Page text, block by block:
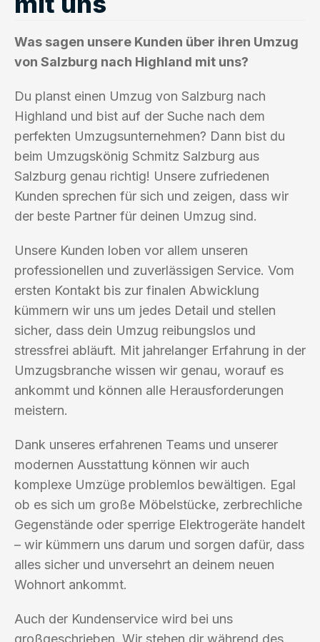
Was sagen unsere Kunden über ihren Umzug
von Salzburg nach Highland mit uns?
Du planst einen Umzug von Salzburg nach
Highland und bist auf der Suche nach dem
perfekten Umzugsunternehmen? Dann bist du
beim Umzugskönig Schmitz Salzburg aus
Salzburg genau richtig! Unsere zufriedenen
Kunden sprechen für sich und zeigen, dass wir
der beste Partner für deinen Umzug sind.
Unsere Kunden loben vor allem unseren
professionellen und zuverlässigen Service. Vom
ersten Kontakt bis zur finalen Abwicklung
kümmern wir uns um jedes Detail und stellen
sicher, dass dein Umzug reibungslos und
stressfrei abläuft. Mit jahrelanger Erfahrung in der
Umzugsbranche wissen wir genau, worauf es
ankommt und können alle Herausforderungen
meistern.
Dank unseres erfahrenen Teams und unserer
modernen Ausstattung können wir auch
komplexe Umzüge problemlos bewältigen. Egal
ob es sich um große Möbelstücke, zerbrechliche
Gegenstände oder sperrige Elektrogeräte handelt
– wir kümmern uns darum und sorgen dafür, dass
alles sicher und unversehrt an deinem neuen
Wohnort ankommt.
Auch der Kundenservice wird bei uns
großgeschrieben. Wir stehen dir während des